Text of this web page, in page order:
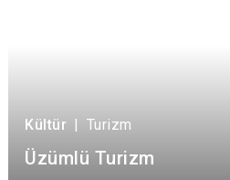
Kültür | Turizm
Üzümlü Turizm